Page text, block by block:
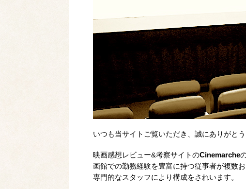
いつも当サイトご覧いただき、誠にありがとう
映画感想レビュー&考察サイトのCinemarche
画館での勤務経験を豊富に持つ従事者が複数
専門的なスタッフにより構成をされいます。